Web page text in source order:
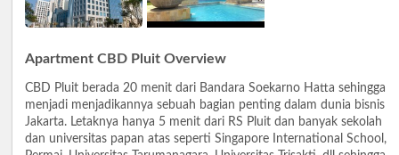
Apartment CBD Pluit Overview
CBD Pluit berada 20 menit dari Bandara Soekarno Hatta sehingga
menjadi menjadikannya sebuah bagian penting dalam dunia bisnis
Jakarta. Letaknya hanya 5 menit dari RS Pluit dan banyak sekolah
dan universitas papan atas seperti Singapore International School,